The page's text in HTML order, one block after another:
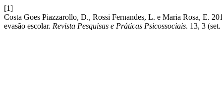
[1]
Costa Goes Piazzarollo, D., Rossi Fernandes, L. e Maria Rosa, E.
evasão escolar. Revista Pesquisas e Práticas Psicossociais. 13, 3